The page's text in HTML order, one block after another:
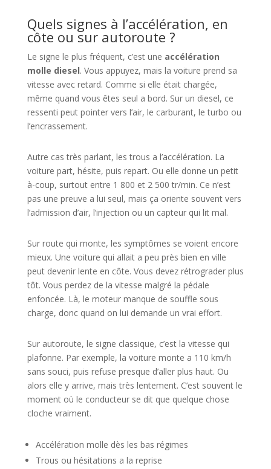
Quels signes à l’accélération, en
côte ou sur autoroute ?
Le signe le plus fréquent, c’est une accélération
molle diesel. Vous appuyez, mais la voiture prend sa
vitesse avec retard. Comme si elle était chargée,
même quand vous êtes seul a bord. Sur un diesel, ce
ressenti peut pointer vers l’air, le carburant, le turbo ou
l’encrassement.
Autre cas très parlant, les trous a l’accélération. La
voiture part, hésite, puis repart. Ou elle donne un petit
à-coup, surtout entre 1 800 et 2 500 tr/min. Ce n’est
pas une preuve a lui seul, mais ça oriente souvent vers
l’admission d’air, l’injection ou un capteur qui lit mal.
Sur route qui monte, les symptômes se voient encore
mieux. Une voiture qui allait a peu près bien en ville
peut devenir lente en côte. Vous devez rétrograder plus
tôt. Vous perdez de la vitesse malgré la pédale
enfoncée. Là, le moteur manque de souffle sous
charge, donc quand on lui demande un vrai effort.
Sur autoroute, le signe classique, c’est la vitesse qui
plafonne. Par exemple, la voiture monte a 110 km/h
sans souci, puis refuse presque d’aller plus haut. Ou
alors elle y arrive, mais très lentement. C’est souvent le
moment où le conducteur se dit que quelque chose
cloche vraiment.
Accélération molle dès les bas régimes
Trous ou hésitations a la reprise